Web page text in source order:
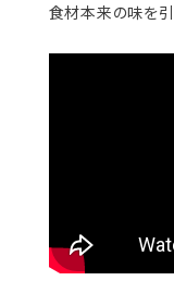
食材本来の味を引